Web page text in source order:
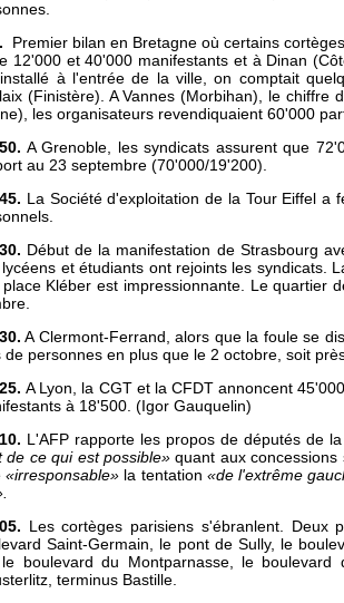
Premier bilan en Bretagne où certains
12'000 et 40'000 manifestants et à Dinan
à l'entrée de la ville, on comptait
(Finistère). A Vannes (Morbihan), le
les organisateurs revendiquaient 60'000
A Grenoble, les syndicats assurent que
au 23 septembre (70'000/19'200).
La Société d'exploitation de la Tour Eiffel a
Début de la manifestation de Strasbourg
lycéens et étudiants ont rejoints les syndicats.
Kléber est impressionnante. Le quartier
A Clermont-Ferrand, alors que la foule se
de personnes en plus que le 2 octobre, soit
A Lyon, la CGT et la CFDT annoncent
à 18'500. (Igor Gauquelin)
L'AFP rapporte les propos de députés de
de ce qui est possible»quant aux concessions
«irresponsable» la tentation «de l'extrême
Les cortèges parisiens s'ébranlent.
Saint-Germain, le pont de Sully, le
boulevard du Montparnasse, le
terminus Bastille.